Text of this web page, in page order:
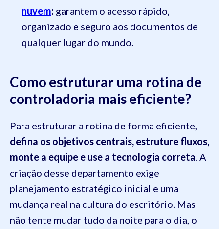
nuvem: garantem o acesso rápido,
organizado e seguro aos documentos de
qualquer lugar do mundo.
Como estruturar uma rotina de
controladoria mais eficiente?
Para estruturar a rotina de forma eficiente,
defina os objetivos centrais, estruture fluxos,
monte a equipe e use a tecnologia correta. A
criação desse departamento exige
planejamento estratégico inicial e uma
mudança real na cultura do escritório. Mas
não tente mudar tudo da noite para o dia, o